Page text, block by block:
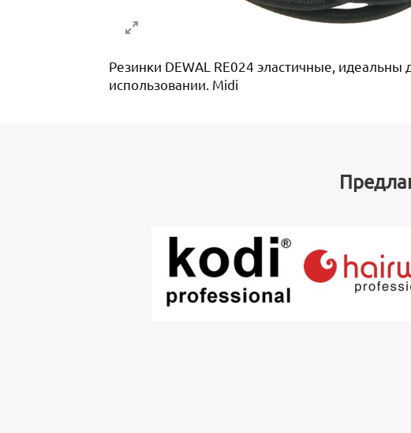
Резинки DEWAL RE024 эластичные,
использовании. Midi